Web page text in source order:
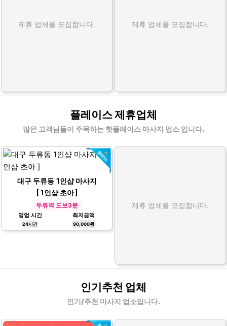
제휴 업체를 모집합니다. 제휴 업체를 모집합니다.
플레이스 제휴업체
많은 고객님들이 주목하는 핫플레이스 마사지 업소 입니다.
대구 두류동 1인샵 마사지
[ 1인샵 초아 ]
두류역 도보3분
영업 시간
24시간
최저금액
90,000원
제휴 업체를 모집합니다.
인기추천 업체
인기/추천 마사지 업소입니다.